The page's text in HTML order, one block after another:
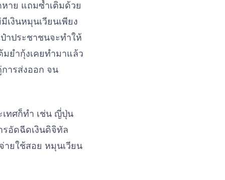
หาย แถมซ้ำเติมด้วย
เงินหมุนเวียนเพียง
าประชาชนจะทำให้
ยำกุ้งเคยทำมาแล้ว
ารส่งออก จน
เทศก็ทำ เช่น ญี่ปุ่น
รอัดฉีดเงินดิจิทัล
ายใช้สอย หมุนเวียน